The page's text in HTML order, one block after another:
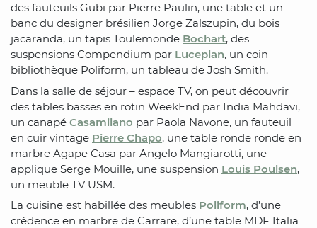
des fauteuils Gubi par Pierre Paulin, une table et un
banc du designer brésilien Jorge Zalszupin, du bois
jacaranda, un tapis Toulemonde Bochart, des
suspensions Compendium par Luceplan, un coin
bibliothèque Poliform, un tableau de Josh Smith.
Dans la salle de séjour – espace TV, on peut découvrir
des tables basses en rotin WeekEnd par India Mahdavi,
un canapé Casamilano par Paola Navone, un fauteuil
en cuir vintage Pierre Chapo, une table ronde ronde en
marbre Agape Casa par Angelo Mangiarotti, une
applique Serge Mouille, une suspension Louis Poulsen,
un meuble TV USM.
La cuisine est habillée des meubles Poliform, d’une
crédence en marbre de Carrare, d’une table MDF Italia